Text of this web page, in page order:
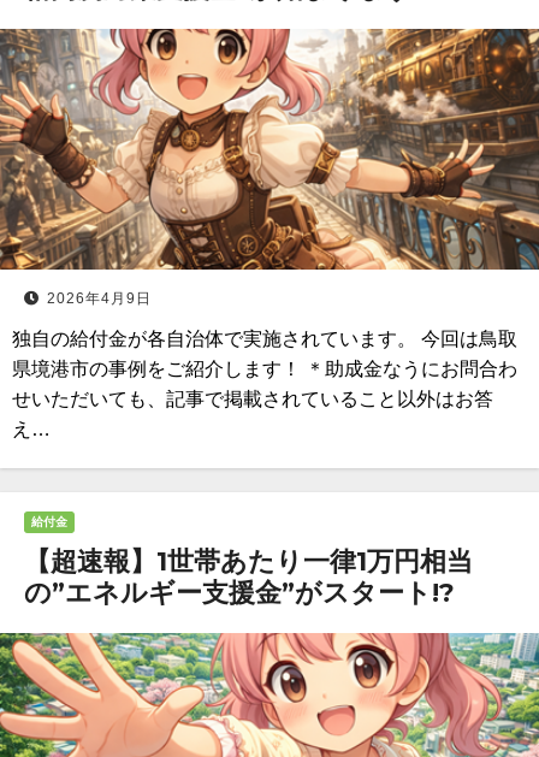
2026年4月9日
独自の給付金が各自治体で実施されています。 今回は鳥取
県境港市の事例をご紹介します！ ＊助成金なうにお問合わ
せいただいても、記事で掲載されていること以外はお答
え…
給付金
【超速報】1世帯あたり一律1万円相当
の”エネルギー支援金”がスタート!?